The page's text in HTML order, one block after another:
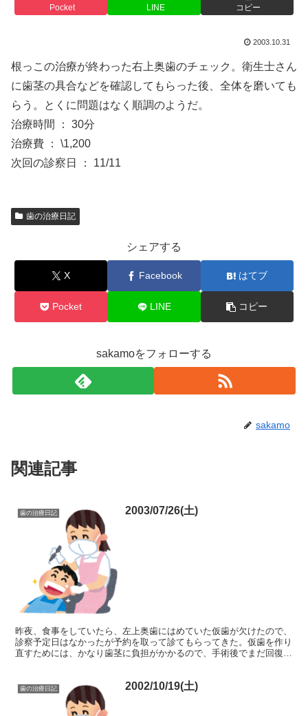
Pocket LINE コピー
2003.10.31
根っこの治療が終わった右上奥歯のチェック。衛生士さん
に歯茎の具合などを確認してもらった後、全体を磨いても
らう。とくに問題はなく順調のようだ。
治療時間 ： 30分
治療費 ： \1,200
次回の診察日 ： 11/11
歯の治療日記
シェアする
X Facebook はてブ
Pocket LINE コピー
sakamoをフォローする
sakamo
関連記事
歯の治療日記 2003/07/26(土)
昨夜、食事をしていたら、左上奥歯にはめていた仮歯が欠けたので、
診察予定日はなかったが予約を取って診てもらってきた。仮歯を作り
直すためには、かなり歯茎に負担がかかるので、手術後でまだ回復し
歯の治療日記 2002/10/19(土)